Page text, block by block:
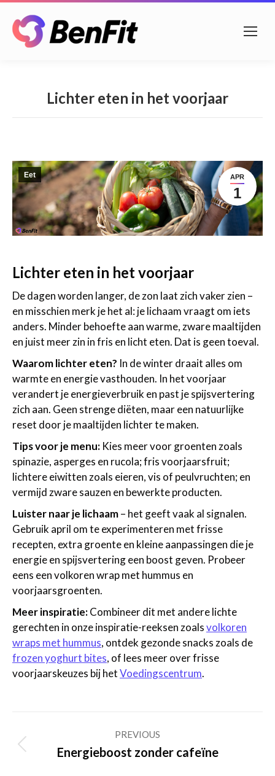
Lichter eten in het voorjaar
APR
1
Eet
Lichter eten in het voorjaar
De dagen worden langer, de zon laat zich vaker zien –
en misschien merk je het al: je lichaam vraagt om iets
anders. Minder behoefte aan warme, zware maaltijden
en juist meer zin in fris en licht eten. Dat is geen toeval.
Waarom lichter eten? In de winter draait alles om
warmte en energie vasthouden. In het voorjaar
verandert je energieverbruik en past je spijsvertering
zich aan. Geen strenge diëten, maar een natuurlijke
reset door je maaltijden lichter te maken.
Tips voor je menu: Kies meer voor groenten zoals
spinazie, asperges en rucola; fris voorjaarsfruit;
lichtere eiwitten zoals eieren, vis of peulvruchten; en
vermijd zware sauzen en bewerkte producten.
Luister naar je lichaam– het geeft vaak al signalen.
Gebruik april om te experimenteren met frisse
recepten, extra groente en kleine aanpassingen die je
energie en spijsvertering een boost geven. Probeer
eens een volkoren wrap met hummus en
voorjaarsgroenten.
Meer inspiratie:Combineer dit met andere lichte
gerechten in onze inspiratie-reeksen zoalsvolkoren
wraps met hummus, ontdek gezonde snacks zoals de
frozen yoghurt bites, of lees meer over frisse
voorjaarskeuzes bij hetVoedingscentrum.
navigation
PREVIOUS
Previous
Energieboost zonder cafeïne